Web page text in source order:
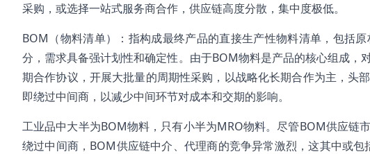
采购，或选择一站式服务商合作，供应链高度分散，集中度极低。
BOM（物料清单）：指构成最终产品的直接生产性物料清单，包括
分，需求具备强计划性和确定性。由于BOM物料是产品的核心组成
期合作协议，开展大批量的周期性采购，以战略化长期合作为主，头
即绕过中间商，以减少中间环节对成本和交期的影响。
工业品中大半为BOM物料，只有小半为MRO物料。尽管BOM供应链
绕过中间商，BOM供应链中介、代理商的竞争异常激烈，这其中或